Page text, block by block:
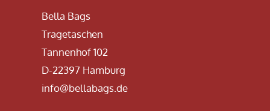
Bella Bags
Tragetaschen
Tannenhof 102
D-22397 Hamburg
info@bellabags.de